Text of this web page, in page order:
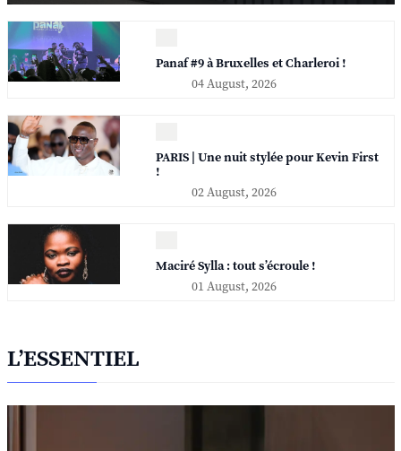
Panaf #9 à Bruxelles et Charleroi !
04 August, 2026
PARIS | Une nuit stylée pour Kevin First
!
02 August, 2026
Maciré Sylla : tout s’écroule !
01 August, 2026
L’ESSENTIEL